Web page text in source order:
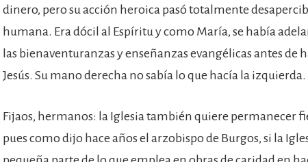
dinero, pero su acción heroica pasó totalmente
humana. Era dócil al Espíritu y como María, se había
las bienaventuranzas y enseñanzas evangélicas antes de
Jesús. Su mano derecha no sabía lo que hacía la izquierda.
Fijaos, hermanos: la Iglesia también quiere permanecer
pues como dijo hace años el arzobispo de Burgos, si la